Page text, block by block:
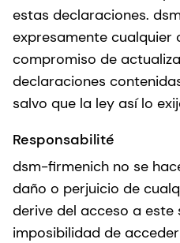
estas declaraciones.
expresamente cualquier
compromiso de
declaraciones
salvo que la ley así lo
Responsabilité
dsm-firmenich no se
daño o perjuicio de
derive del acceso a este
imposibilidad de